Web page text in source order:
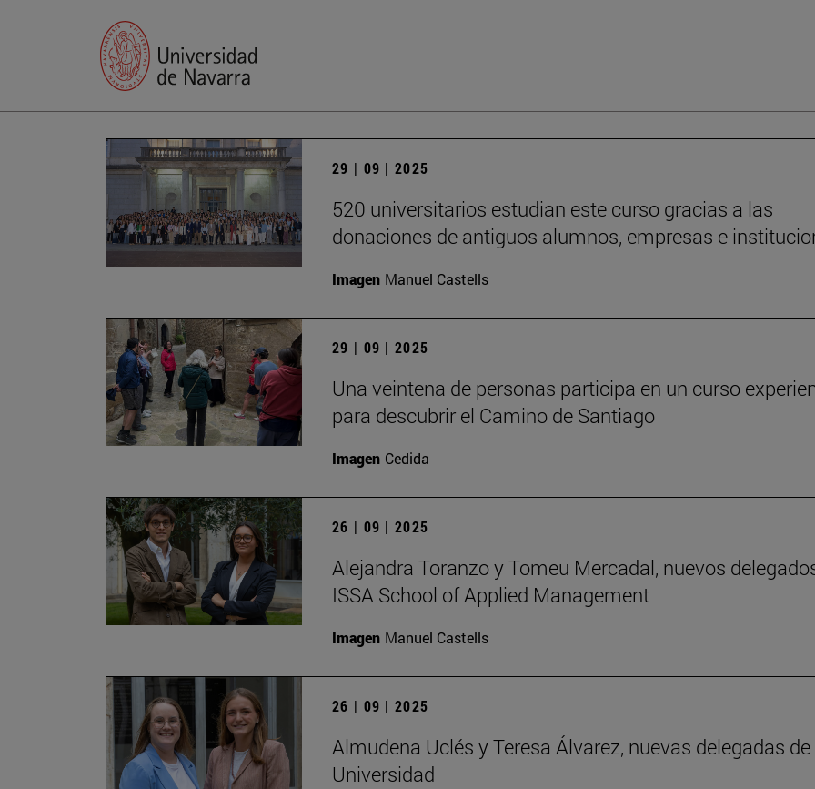
29 | 09 | 2025
520 universitarios estudian este curso gracias a las
donaciones de antiguos alumnos, empresas e
Imagen Manuel Castells
29 | 09 | 2025
Una veintena de personas participa en un curso
para descubrir el Camino de Santiago
Imagen Cedida
26 | 09 | 2025
Alejandra Toranzo y Tomeu Mercadal, nuevos
ISSA School of Applied Management
Imagen Manuel Castells
26 | 09 | 2025
Almudena Uclés y Teresa Álvarez, nuevas delegadas de
Universidad